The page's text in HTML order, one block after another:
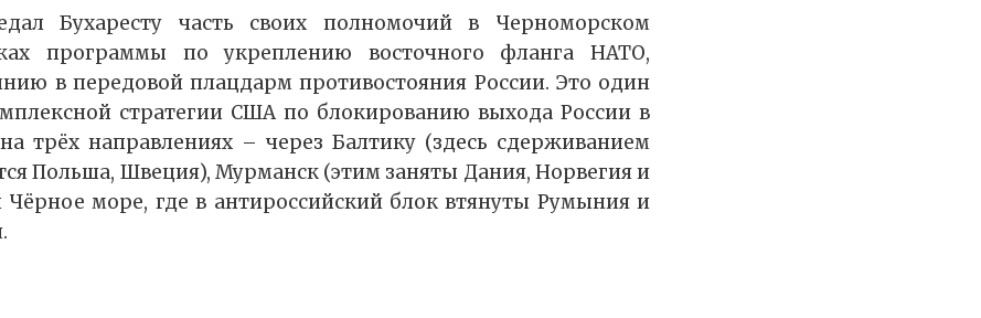
Бухаресту часть своих полномочий в Черноморском
программы по укреплению восточного фланга НАТО,
в передовой плацдарм противостояния России. Это один
стратегии США по блокированию выхода России в
трёх направлениях – через Балтику (здесь сдерживанием
Польша, Швеция), Мурманск (этим заняты Дания, Норвегия и
море, где в антироссийский блок втянуты Румыния и